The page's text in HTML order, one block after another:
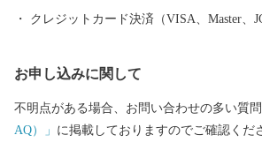
クレジットカード決済（VISA、Master、
お申し込みに関して
不明点がある場合、お問い合わせの多い質
AQ）」 に掲載しておりますのでご確認くだ